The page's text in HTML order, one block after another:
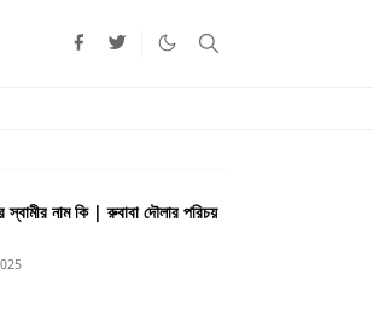
স্বামীর নাম কি | রুবাবা দৌলার পরিচয়